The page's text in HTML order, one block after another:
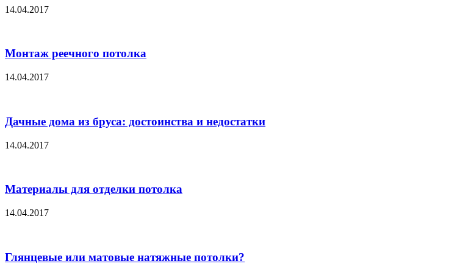
14.04.2017
Монтаж реечного потолка
14.04.2017
Дачные дома из бруса: достоинства и недостатки
14.04.2017
Материалы для отделки потолка
14.04.2017
Глянцевые или матовые натяжные потолки?